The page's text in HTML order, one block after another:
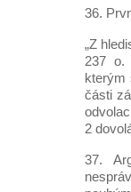
36.
„Z
237 o.
kterým
části
2
37.